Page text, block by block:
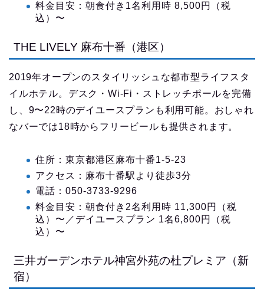
料金目安：朝食付き1名利用時 8,500円（税
込）〜
THE LIVELY 麻布十番（港区）
2019年オープンのスタイリッシュな都市型ライフスタ
イルホテル。デスク・Wi-Fi・ストレッチポールを完備
し、9〜22時のデイユースプランも利用可能。おしゃれ
なバーでは18時からフリービールも提供されます。
住所：東京都港区麻布十番1-5-23
アクセス：麻布十番駅より徒歩3分
電話：050-3733-9296
料金目安：朝食付き2名利用時 11,300円（税
込）〜／デイユースプラン 1名6,800円（税
込）〜
三井ガーデンホテル神宮外苑の杜プレミア（新
宿）